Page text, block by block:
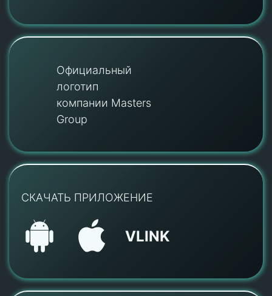
Официальный
логотип
компании Masters
Group
СКАЧАТЬ ПРИЛОЖЕНИЕ
VLINK